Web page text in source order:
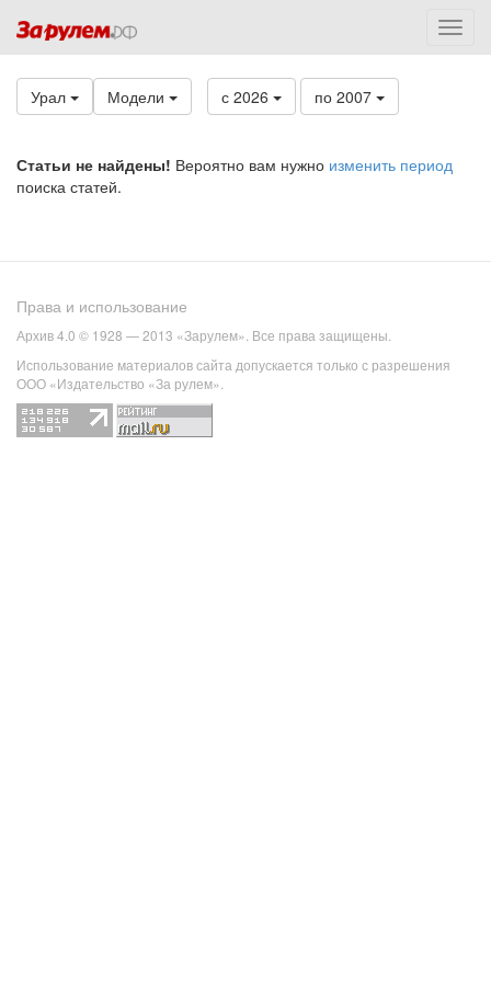
Урал Модели с 2026 по 2007
Статьи не найдены! Вероятно вам нужно изменить период
поиска статей.
Права и использование
Архив 4.0 © 1928 — 2013 «Зарулем». Все права защищены.
Использование материалов сайта допускается только с разрешения
ООО «Издательство «За рулем».